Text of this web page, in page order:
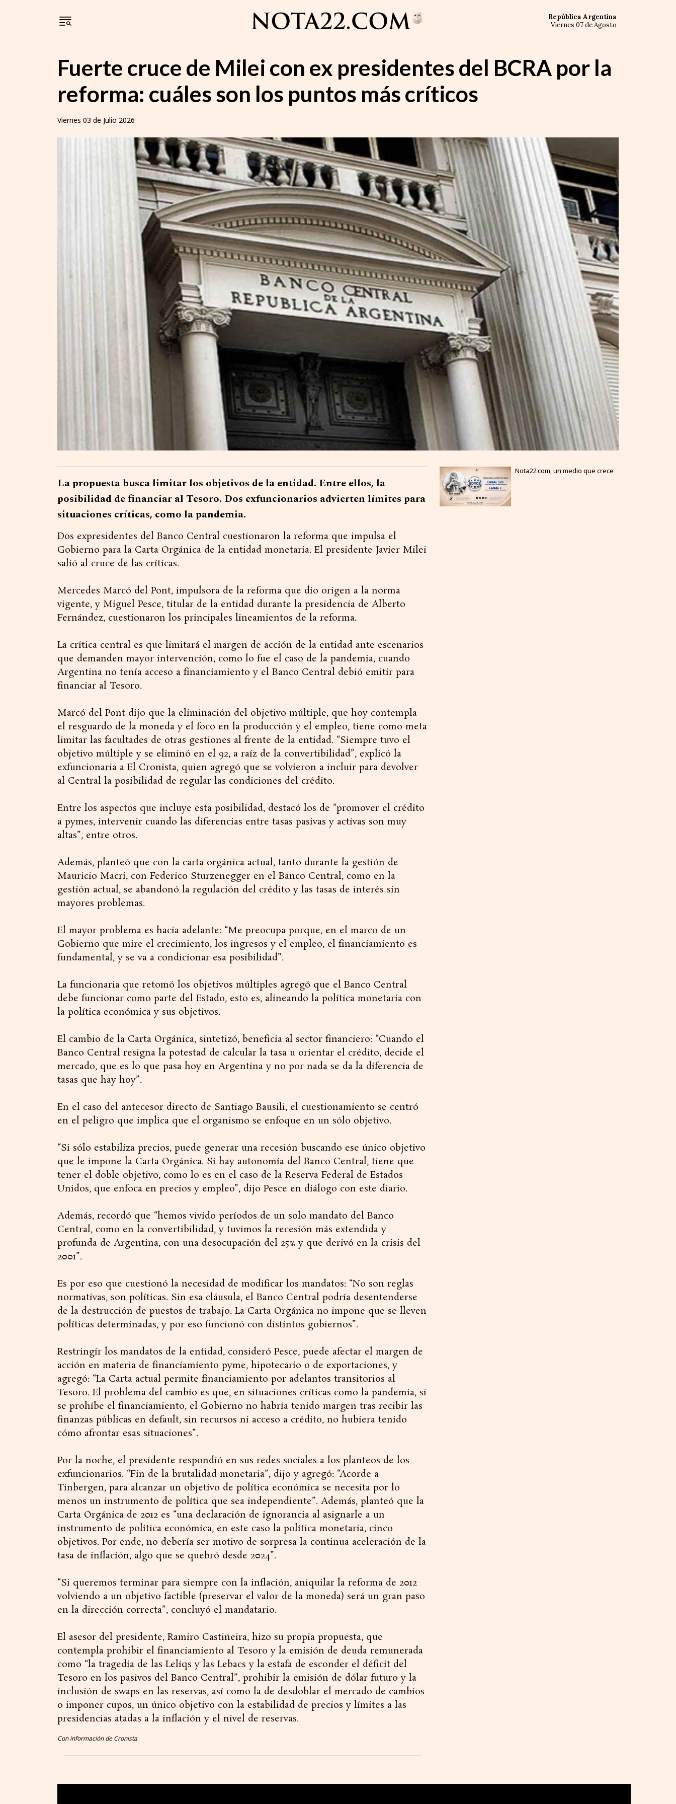
República Argentina
Viernes 07 de Agosto
Fuerte cruce de Milei con ex presidentes del BCRA por la
reforma: cuáles son los puntos más críticos
Viernes 03 de Julio 2026
La propuesta busca limitar los objetivos de la entidad. Entre ellos, la
posibilidad de financiar al Tesoro. Dos exfuncionarios advierten límites para
situaciones críticas, como la pandemia.
Dos expresidentes del Banco Central cuestionaron la reforma que impulsa el
Gobierno para la Carta Orgánica de la entidad monetaria. El presidente Javier Milei
salió al cruce de las críticas.
Mercedes Marcó del Pont, impulsora de la reforma que dio origen a la norma
vigente, y Miguel Pesce, titular de la entidad durante la presidencia de Alberto
Fernández, cuestionaron los principales lineamientos de la reforma.
La crítica central es que limitará el margen de acción de la entidad ante escenarios
que demanden mayor intervención, como lo fue el caso de la pandemia, cuando
Argentina no tenía acceso a financiamiento y el Banco Central debió emitir para
financiar al Tesoro.
Marcó del Pont dijo que la eliminación del objetivo múltiple, que hoy contempla
el resguardo de la moneda y el foco en la producción y el empleo, tiene como meta
limitar las facultades de otras gestiones al frente de la entidad. “Siempre tuvo el
objetivo múltiple y se eliminó en el 92, a raíz de la convertibilidad”, explicó la
exfuncionaria a El Cronista, quien agregó que se volvieron a incluir para devolver
al Central la posibilidad de regular las condiciones del crédito.
Entre los aspectos que incluye esta posibilidad, destacó los de “promover el crédito
a pymes, intervenir cuando las diferencias entre tasas pasivas y activas son muy
altas”, entre otros.
Además, planteó que con la carta orgánica actual, tanto durante la gestión de
Mauricio Macri, con Federico Sturzenegger en el Banco Central, como en la
gestión actual, se abandonó la regulación del crédito y las tasas de interés sin
mayores problemas.
El mayor problema es hacia adelante: “Me preocupa porque, en el marco de un
Gobierno que mire el crecimiento, los ingresos y el empleo, el financiamiento es
fundamental, y se va a condicionar esa posibilidad”.
La funcionaria que retomó los objetivos múltiples agregó que el Banco Central
debe funcionar como parte del Estado, esto es, alineando la política monetaria con
la política económica y sus objetivos.
El cambio de la Carta Orgánica, sintetizó, beneficia al sector financiero: “Cuando el
Banco Central resigna la potestad de calcular la tasa u orientar el crédito, decide el
mercado, que es lo que pasa hoy en Argentina y no por nada se da la diferencia de
tasas que hay hoy”.
En el caso del antecesor directo de Santiago Bausili, el cuestionamiento se centró
en el peligro que implica que el organismo se enfoque en un sólo objetivo.
“Si sólo estabiliza precios, puede generar una recesión buscando ese único objetivo
que le impone la Carta Orgánica. Si hay autonomía del Banco Central, tiene que
tener el doble objetivo, como lo es en el caso de la Reserva Federal de Estados
Unidos, que enfoca en precios y empleo”, dijo Pesce en diálogo con este diario.
Además, recordó que “hemos vivido períodos de un solo mandato del Banco
Central, como en la convertibilidad, y tuvimos la recesión más extendida y
profunda de Argentina, con una desocupación del 25% y que derivó en la crisis del
2001”.
Es por eso que cuestionó la necesidad de modificar los mandatos: “No son reglas
normativas, son políticas. Sin esa cláusula, el Banco Central podría desentenderse
de la destrucción de puestos de trabajo. La Carta Orgánica no impone que se lleven
políticas determinadas, y por eso funcionó con distintos gobiernos”.
Restringir los mandatos de la entidad, consideró Pesce, puede afectar el margen de
acción en materia de financiamiento pyme, hipotecario o de exportaciones, y
agregó: “La Carta actual permite financiamiento por adelantos transitorios al
Tesoro. El problema del cambio es que, en situaciones críticas como la pandemia, si
se prohíbe el financiamiento, el Gobierno no habría tenido margen tras recibir las
finanzas públicas en default, sin recursos ni acceso a crédito, no hubiera tenido
cómo afrontar esas situaciones”.
Por la noche, el presidente respondió en sus redes sociales a los planteos de los
exfuncionarios. “Fin de la brutalidad monetaria”, dijo y agregó: “Acorde a
Tinbergen, para alcanzar un objetivo de política económica se necesita por lo
menos un instrumento de política que sea independiente”. Además, planteó que la
Carta Orgánica de 2012 es “una declaración de ignorancia al asignarle a un
instrumento de política económica, en este caso la política monetaria, cinco
objetivos. Por ende, no debería ser motivo de sorpresa la continua aceleración de la
tasa de inflación, algo que se quebró desde 2024”.
“Si queremos terminar para siempre con la inflación, aniquilar la reforma de 2012
volviendo a un objetivo factible (preservar el valor de la moneda) será un gran paso
en la dirección correcta”, concluyó el mandatario.
El asesor del presidente, Ramiro Castiñeira, hizo su propia propuesta, que
contempla prohibir el financiamiento al Tesoro y la emisión de deuda remunerada
como “la tragedia de las Leliqs y las Lebacs y la estafa de esconder el déficit del
Tesoro en los pasivos del Banco Central”, prohibir la emisión de dólar futuro y la
inclusión de swaps en las reservas, así como la de desdoblar el mercado de cambios
o imponer cupos, un único objetivo con la estabilidad de precios y límites a las
presidencias atadas a la inflación y el nivel de reservas.
Con información de Cronista
Nota22.com, un medio que crece